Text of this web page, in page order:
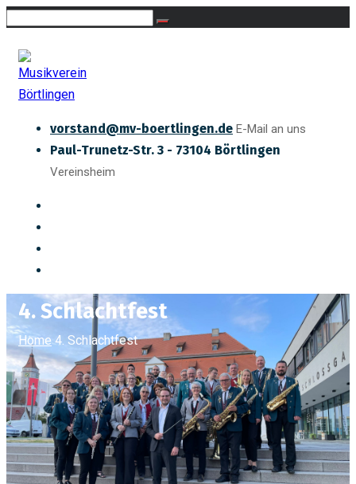
vorstand@mv-boertlingen.de E-Mail an uns
Paul-Trunetz-Str. 3 - 73104 Börtlingen
Vereinsheim
4. Schlachtfest
Home 4. Schlachtfest